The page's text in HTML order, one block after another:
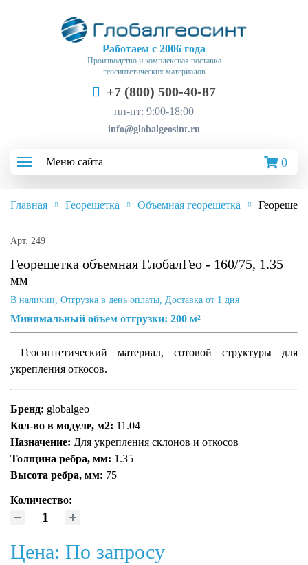
Работаем с 2006 года
Производство и комплексная поставка
геосинтетических материалов
+7 (800) 500-40-87
пн-пт: 9:00-18:00
info@globalgeosint.ru
Меню сайта
Сотрудничество
Контакты
Личный кабинет
0
Главная Георешетка Объемная георешетка
Арт. 249
Георешетка объемная ГлобалГео - 160/75, 1.35
мм
В наличии, Отгрузка в день оплаты, Доставка от 1 дня
Минимальный объем отгрузки: 200 м²
Геосинтетический материал, сотовой структуры для
укрепления откосов.
Бренд: globalgeo
Кол-во в модуле, м2: 11.04
Назначение: Для укрепления склонов и откосов
Толщина ребра, мм: 1.35
Высота ребра, мм: 75
Количество:
Цена: По запросу